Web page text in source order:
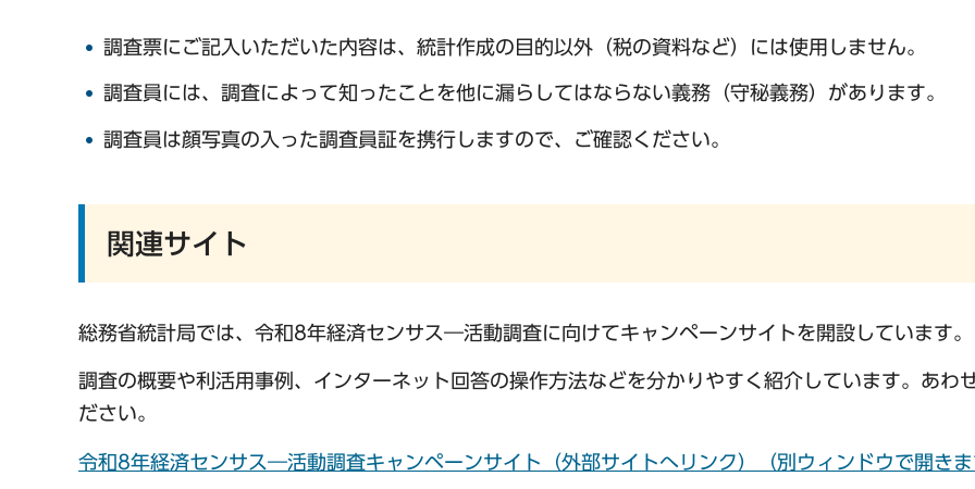
調査票にご記入いただいた内容は、統計作成の目的以外（税の資料など）には使用しません。
調査員には、調査によって知ったことを他に漏らしてはならない義務（守秘義務）があります。
調査員は顔写真の入った調査員証を携行しますので、ご確認ください。
関連サイト
総務省統計局では、令和8年経済センサス―活動調査に向けてキャンペーンサイトを開設しています。
調査の概要や利活用事例、インターネット回答の操作方法などを分かりやすく紹介しています。あわ
ださい。
令和8年経済センサス―活動調査キャンペーンサイト（外部サイトへリンク）（別ウィンドウで開きま